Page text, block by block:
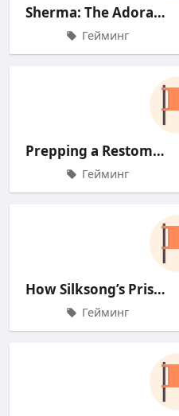
Sherma: The Adorable Bug Who Con
Гейминг
Prepping a Restomod for the Open
Гейминг
How Silksong’s Prison Break Left
Гейминг